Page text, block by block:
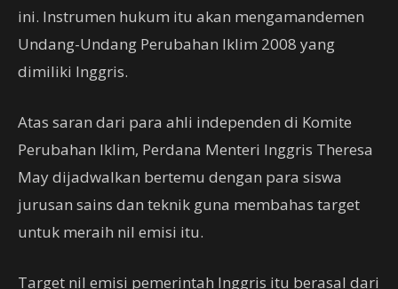
ini. Instrumen hukum itu akan mengamandemen
Undang-Undang Perubahan Iklim 2008 yang
dimiliki Inggris.
Atas saran dari para ahli independen di Komite
Perubahan Iklim, Perdana Menteri Inggris Theresa
May dijadwalkan bertemu dengan para siswa
jurusan sains dan teknik guna membahas target
untuk meraih nil emisi itu.
Target nil emisi pemerintah Inggris itu berasal dari